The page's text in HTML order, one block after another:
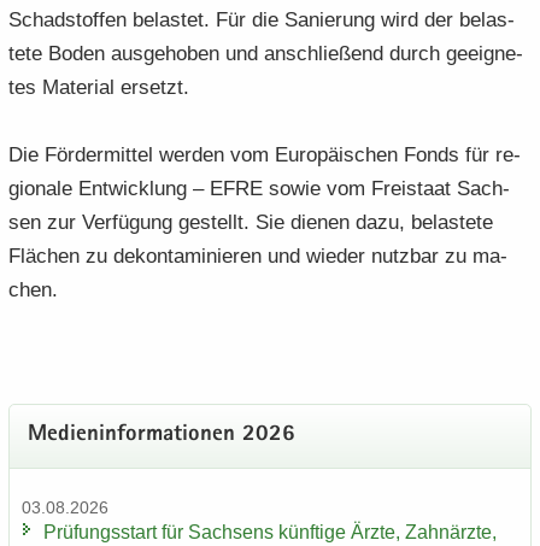
Schad­stof­fen be­las­tet. Für die Sa­nie­rung wird der be­las­
te­te Boden aus­ge­ho­ben und an­schlie­ßend durch ge­eig­ne­
tes Ma­te­ri­al er­setzt.
Die För­der­mit­tel wer­den vom Eu­ro­päi­schen Fonds für re­
gio­na­le Ent­wick­lung – EFRE sowie vom Frei­staat Sach­
sen zur Ver­fü­gung ge­stellt. Sie die­nen dazu, be­las­te­te
Flä­chen zu de­kon­ta­mi­nie­ren und wie­der nutz­bar zu ma­
chen.
Me­di­en­in­for­ma­tio­nen 2026
03.08.2026
Prü­fungs­start für Sach­sens künf­ti­ge Ärzte, Zahn­ärz­te,